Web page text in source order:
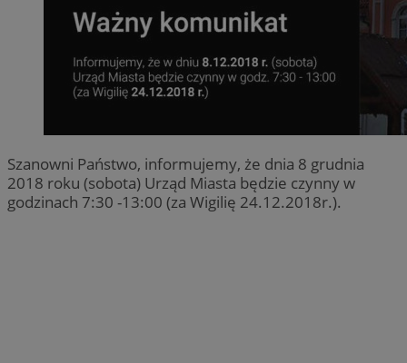
Szanowni Państwo, informujemy, że dnia 8 grudnia
2018 roku (sobota) Urząd Miasta będzie czynny w
godzinach 7:30 -13:00 (za Wigilię 24.12.2018r.).